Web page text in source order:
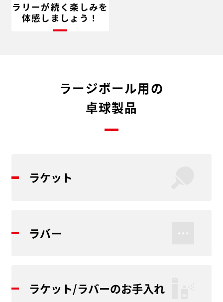
ラリーが続く楽しみを
体感しましょう！
ラージボール用の
卓球製品
ラケット
ラバー
ラケット/ラバーのお手入れ